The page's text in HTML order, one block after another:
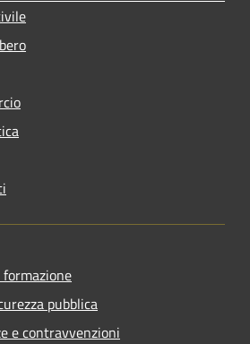
formazione
pubblica
e contravvenzioni